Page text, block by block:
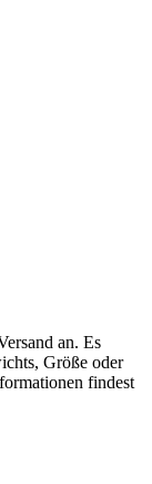
an. Es
Größe oder
findest